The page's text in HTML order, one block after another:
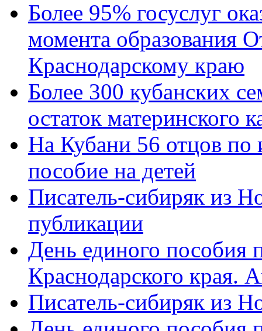
Более 95% госуслуг
момента образования
Краснодарскому краю
Более 300 кубанских
остаток материнского
На Кубани 56 отцов по
пособие на детей
Писатель-сибиряк из
публикации
День единого пособия
Краснодарского края.
Писатель-сибиряк из